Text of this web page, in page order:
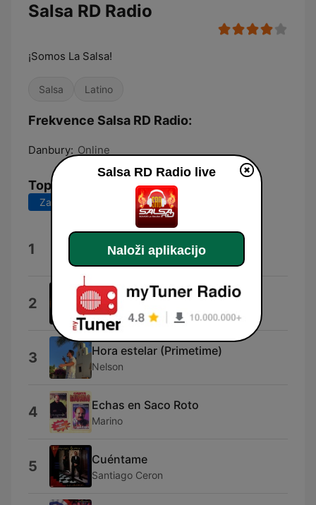
Salsa RD Radio
¡Somos La Salsa!
Salsa Latino
Frekvence Salsa RD Radio:
Danbury: Online
Top pesmi
Zadnjih 7 dni Zadnjih 30 dni
1 DE Vuelta Pa La Vuelta
Michel el buenon
2 Juliana
Cuco Valoy
3 Hora estelar (Primetime)
Nelson
4 Echas en Saco Roto
Marino
5 Cuéntame
Santiago Ceron
Salsa RD Radio live
Naloži aplikacijo